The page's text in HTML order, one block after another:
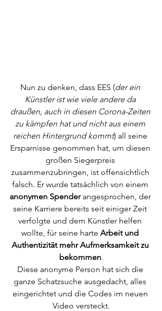
Nun zu denken, dass EES (der ein
Künstler ist wie viele andere da
draußen, auch in diesen Corona-Zeiten
zu kämpfen hat und nicht aus einem
reichen Hintergrund kommt) all seine
Ersparnisse genommen hat, um diesen
großen Siegerpreis
zusammenzubringen, ist offensichtlich
falsch. Er wurde tatsächlich von einem
anonymen Spender angesprochen, der
seine Karriere bereits seit einiger Zeit
verfolgte und dem Künstler helfen
wollte, für seine harte Arbeit und
Authentizität mehr Aufmerksamkeit zu
bekommen.
Diese anonyme Person hat sich die
ganze Schatzsuche ausgedacht, alles
eingerichtet und die Codes im neuen
Video versteckt.